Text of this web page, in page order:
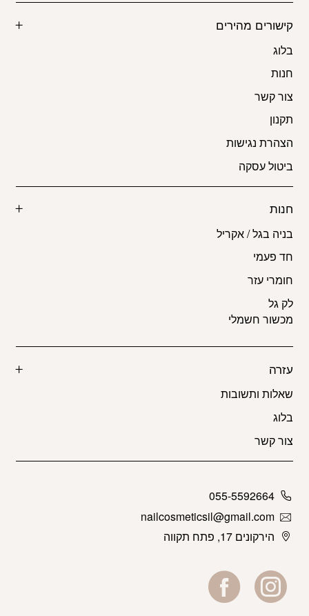
קישורים מהירים
בלוג
חנות
צור קשר
תקנון
הצהרת נגישות
ביטול עסקה
חנות
בניה בגל / אקריל
חד פעמי
חומרי עזר
לק גל
מכשור חשמלי
עזרה
שאלות ותשובות
בלוג
צור קשר
055-5592664
nailcosmeticsil@gmail.com
הירקונים 17, פתח תקווה